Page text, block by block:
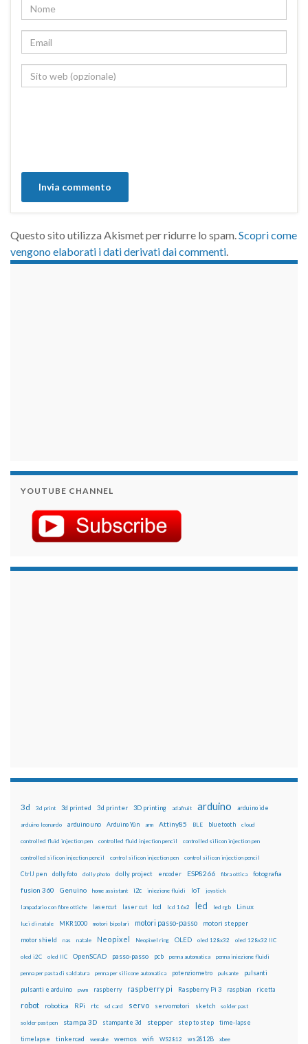
Questo sito utilizza Akismet per ridurre lo spam.Scopri come
vengono elaborati i dati derivati dai commenti.
YOUTUBE CHANNEL
3d 3d print 3d printed 3d printer 3D printing adafruit arduino arduino ide
arduino leonardo arduino uno Arduino Yún arm Attiny85 BLE bluetooth cloud
controlled fluid injection pen controlled fluid injection pencil controlled silicon injection pen
controlled silicon injection pencil control silicon injection pen control silicon injection pencil
CtrlJ pen dolly foto dolly photo dolly project encoder ESP8266 fibra ottica fotografia
fusion 360 Genuino home assistant i2c iniezione fluidi IoT joystick
lampadario con fibre ottiche lasercut laser cut lcd lcd 16x2 led led rgb Linux
luci di natale MKR1000 motori bipolari motori passo-passo motori stepper
motor shield nas natale Neopixel Neopixel ring OLED oled 128x32 oled 128x32 IIC
oled i2C oled IIC OpenSCAD passo-passo pcb penna automatica penna iniezione fluidi
penna per pasta di saldatura penna per silicone automatica potenziometro pulsante pulsanti
pulsanti e arduino pwm raspberry raspberry pi Raspberry Pi 3 raspbian ricetta
robot robotica RPi rtc sd card servo servomotori sketch solder past
solder past pen stampa 3D stampante 3d stepper step to step time-lapse
timelapse tinkercad wemake wemos wifi WS2812 ws2812B xbee